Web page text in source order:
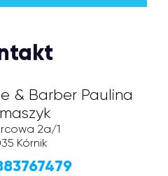
& Barber Paulina
2a/1
Kórnik